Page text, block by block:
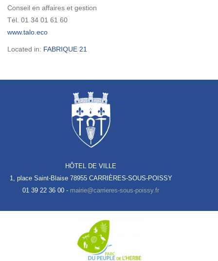
Conseil en affaires et gestion
Tél. 01 34 01 61 60
www.talo.eco
Located in: FABRIQUE 21
HÔTEL DE VILLE
1, place Saint-Blaise 78955 CARRIÈRES-SOUS-POISSY
01 39 22 36 00 -